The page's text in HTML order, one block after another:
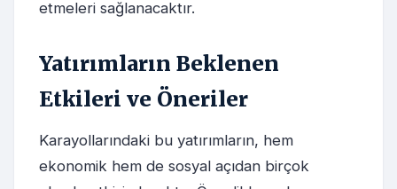
etmeleri sağlanacaktır.
Yatırımların Beklenen
Etkileri ve Öneriler
Karayollarındaki bu yatırımların, hem
ekonomik hem de sosyal açıdan birçok